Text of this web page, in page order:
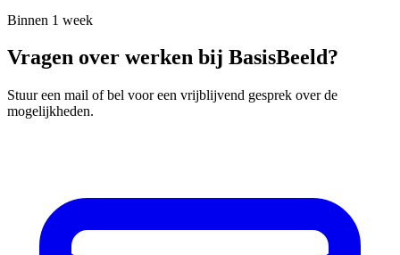
Binnen 1 week
Vragen over werken bij BasisBeeld?
Stuur een mail of bel voor een vrijblijvend gesprek over de
mogelijkheden.